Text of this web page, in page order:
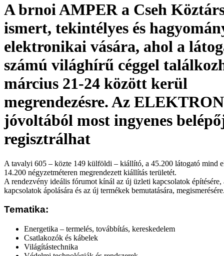
A brnoi AMPER a Cseh
ismert, tekintélyes és
elektronikai vására, ahol a
számú világhírű céggel
március 21-24 között kerül
megrendezésre. Az
jóvoltából most ingyenes
regisztrálhat
A tavalyi 605 – közte 149 külföldi – kiállító, a 45.200 látogató mind
14.200 négyzetméteren megrendezett kiállítás területét.
A rendezvény ideális fórumot kínál az új üzleti kapcsolatok építésére,
kapcsolatok ápolására és az új termékek bemutatására,
Tematika:
Energetika – termelés, továbbítás, kereskedelem
Csatlakozók és kábelek
Világítástechnika